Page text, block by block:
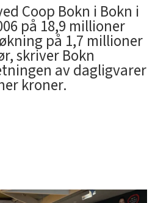
Coop Bokn i Bokn i
på 18,9 millioner
på 1,7 millioner
skriver Bokn
av dagligvarer
kroner.